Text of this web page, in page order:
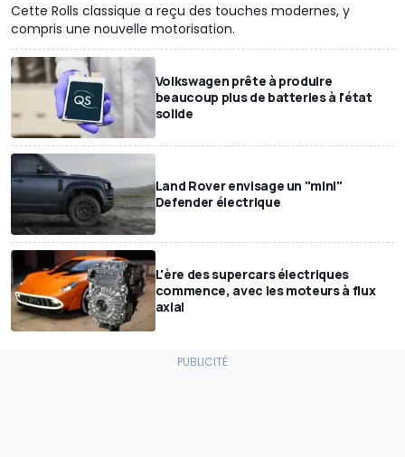
Cette Rolls classique a reçu des touches modernes, y
compris une nouvelle motorisation.
Volkswagen prête à produire
beaucoup plus de batteries à l'état
solide
Land Rover envisage un "mini"
Defender électrique
L'ère des supercars électriques
commence, avec les moteurs à flux
axial